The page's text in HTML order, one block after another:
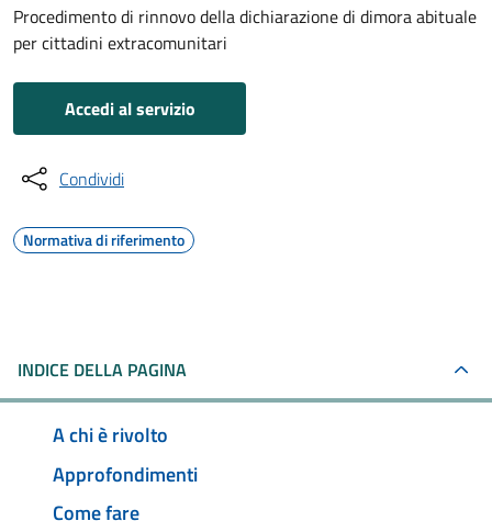
Procedimento di rinnovo della dichiarazione di dimora abituale
per cittadini extracomunitari
Accedi al servizio
Condividi
Normativa di riferimento
INDICE DELLA PAGINA
A chi è rivolto
Approfondimenti
Come fare